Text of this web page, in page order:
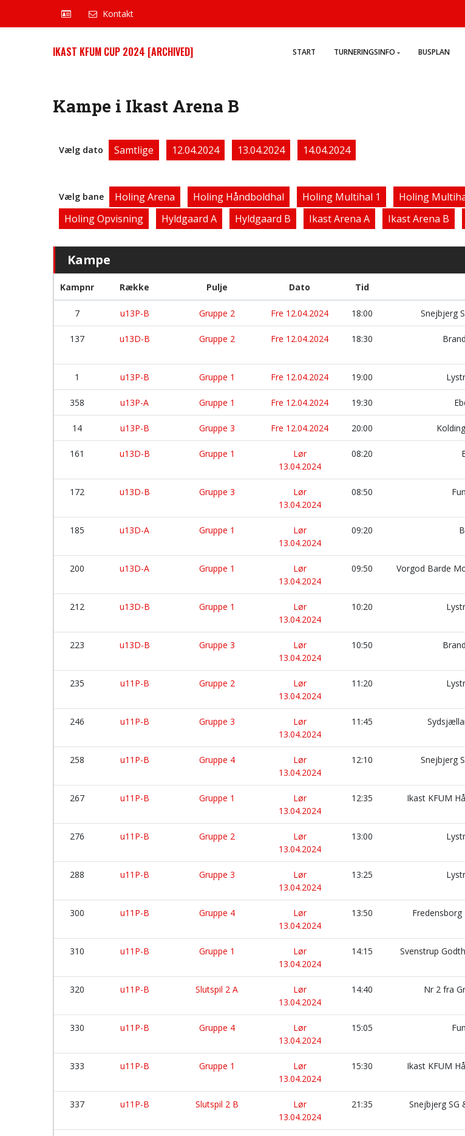
Kontakt
IKAST KFUM CUP 2024 [ARCHIVED] START TURNERINGSINFO BUSPLAN
Kampe i Ikast Arena B
Vælg dato Samtlige 12.04.2024 13.04.2024 14.04.2024
Vælg bane Holing Arena Holing Håndboldhal Holing Multihal 1 Holing
Holing Opvisning
Hyldgaard A Hyldgaard B Ikast Arena A Ikast Arena B
Kampe
Kampnr Række Pulje Dato Tid
7 u13P-B Gruppe 2 Fre 12.04.2024 18:00 Snejbjerg
137 u13D-B Gruppe 2 Fre 12.04.2024 18:30
1 u13P-B Gruppe 1 Fre 12.04.2024 19:00
358 u13P-A Gruppe 1 Fre 12.04.2024 19:30
14 u13P-B Gruppe 3 Fre 12.04.2024 20:00
161 u13D-B Gruppe 1
Lør
13.04.2024
08:20
172 u13D-B Gruppe 3
Lør
13.04.2024
08:50
185 u13D-A Gruppe 1
Lør
13.04.2024
09:20
200 u13D-A Gruppe 1
Lør
13.04.2024
09:50
Vorgod Barde
212 u13D-B Gruppe 1
Lør
13.04.2024
10:20
223 u13D-B Gruppe 3
Lør
13.04.2024
10:50
235 u11P-B Gruppe 2
Lør
13.04.2024
11:20
246 u11P-B Gruppe 3
Lør
13.04.2024
11:45
258 u11P-B Gruppe 4
Lør
13.04.2024
12:10 Snejbjerg
267 u11P-B Gruppe 1
Lør
13.04.2024
12:35 Ikast KFUM
276 u11P-B Gruppe 2
Lør
13.04.2024
13:00
288 u11P-B Gruppe 3
Lør
13.04.2024
13:25
300 u11P-B Gruppe 4
Lør
13.04.2024
13:50 Fredensborg
310 u11P-B Gruppe 1
Lør
13.04.2024
14:15 Svenstrup
320 u11P-B Slutspil 2 A
Lør
13.04.2024
14:40 Nr 2 fra
330 u11P-B Gruppe 4
Lør
13.04.2024
15:05
333 u11P-B Gruppe 1
Lør
13.04.2024
15:30 Ikast KFUM
337 u11P-B Slutspil 2 B
Lør
13.04.2024
21:35 Snejbjerg SG